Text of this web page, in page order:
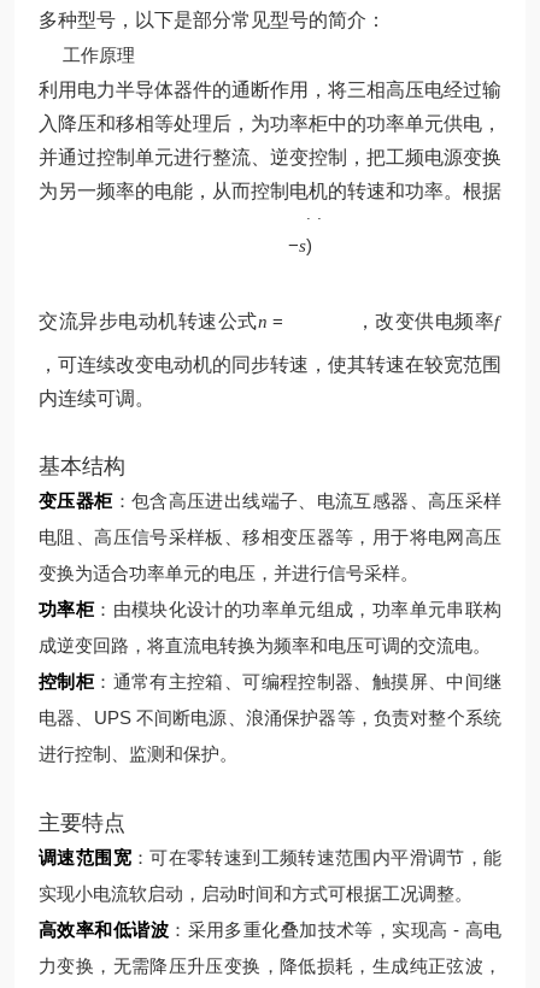
多种型号，以下是部分常见型号的简介：
工作原理
利用电力半导体器件的通断作用，将三相高压电经过输
入降压和移相等处理后，为功率柜中的功率单元供电，
并通过控制单元进行整流、逆变控制，把工频电源变换
为另一频率的电能，从而控制电机的转速和功率。根据
交流异步电动机转速公式n =
p
−s)
，改变供电频率f
，可连续改变电动机的同步转速，使其转速在较宽范围
内连续可调。
基本结构
变压器柜：包含高压进出线端子、电流互感器、高压采样
电阻、高压信号采样板、移相变压器等，用于将电网高压
变换为适合功率单元的电压，并进行信号采样。
功率柜：由模块化设计的功率单元组成，功率单元串联构
成逆变回路，将直流电转换为频率和电压可调的交流电。
控制柜：通常有主控箱、可编程控制器、触摸屏、中间继
电器、UPS 不间断电源、浪涌保护器等，负责对整个系统
进行控制、监测和保护。
主要特点
调速范围宽：可在零转速到工频转速范围内平滑调节，能
实现小电流软启动，启动时间和方式可根据工况调整。
高效率和低谐波 ：采用多重化叠加技术等，实现高 - 高电
力变换，无需降压升压变换，降低损耗，生成纯正弦波，